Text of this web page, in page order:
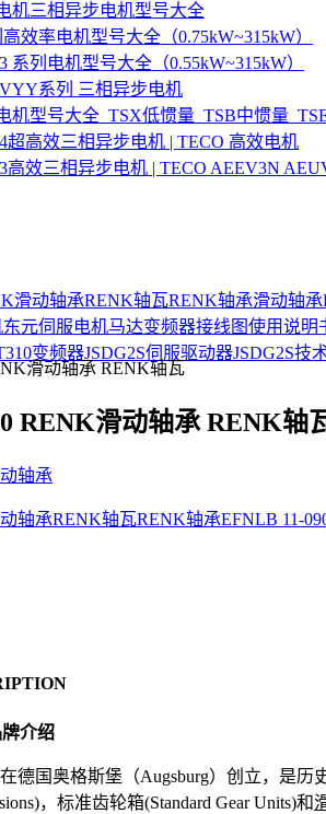
机三相异步电机型号大全
效率电机型号大全（0.75kW~315kW）
系列电机型号大全（0.55kW~315kW）
系列 三相异步电机
机型号大全_TSX低惯量_TSB中惯量
超高效三相异步电机 | TECO 高效电机
高效三相异步电机 | TECO AEEV3N
滑动轴承RENK轴瓦RENK轴承滑动轴承
东元伺服电机马达变频器接线图使用说明
变频器JSDG2S伺服驱动器JSDG2S技
RENK滑动轴承 RENK轴
轴承
轴承RENK轴瓦RENK轴承EFNLB 11-
介绍
德国奥格斯堡（Augsburg）创立，是
，标准齿轮箱(Standard Gear Units)和